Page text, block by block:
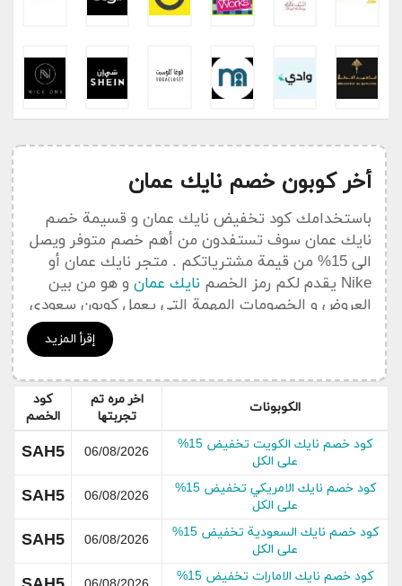
إقرأ المزيد
أخر كوبون خصم نايك عمان
باستخدامك كود تخفيض نايك عمان و قسيمة خصم
نايك عمان سوف تستفدون من أهم خصم متوفر ويصل
الى 15% من قيمة مشترياتكم . متجر نايك عمان أو
Nike يقدم لكم رمز الخصم
نايك عمان و هو من بين
العروض و الخصومات المهمة التي يعمل كوبون سعودي
على نشرها في هدا القسم الخاص بجديد التخفيضات و
يمكنكم الإضطلاع على جميعأكواد خصمنايك عمان
بكوبونات نايك عمان
عن نايك عمان
الكوبونات
اخر مره تم
تجربتها
كود
الخصم
كود خصم نايك الكويت تخفيض 15%
على الكل
06/08/2026
SAH5
كود خصم نايك الامريكي تخفيض 15%
على الكل
06/08/2026
SAH5
كود خصم نايك السعودية تخفيض 15%
على الكل
06/08/2026
SAH5
كود خصم نايك الامارات تخفيض 15%